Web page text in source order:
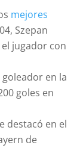
mejores
Szepan
jugador con
goleador en la
goles en
destacó en el
de